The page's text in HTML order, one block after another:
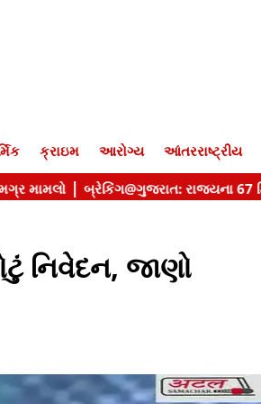
ક્રાઇમ આરોગ્ય આંતરરાષ્ટ્રીય
નિવેદન, જાણો